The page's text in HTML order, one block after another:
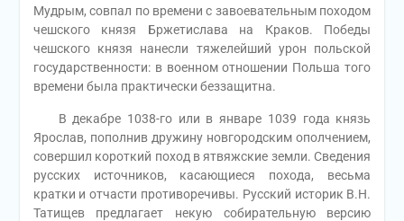
Мудрым, совпал по времени с завоевательным походом
чешского князя Бржетислава на Краков. Победы
чешского князя нанесли тяжелейший урон польской
государственности: в военном отношении Польша того
времени была практически беззащитна.
В декабре 1038-го или в январе 1039 года князь
Ярослав, пополнив дружину новгородским ополчением,
совершил короткий поход в ятвяжские земли. Сведения
русских источников, касающиеся похода, весьма
кратки и отчасти противоречивы. Русский историк В.Н.
Татищев предлагает некую собирательную версию